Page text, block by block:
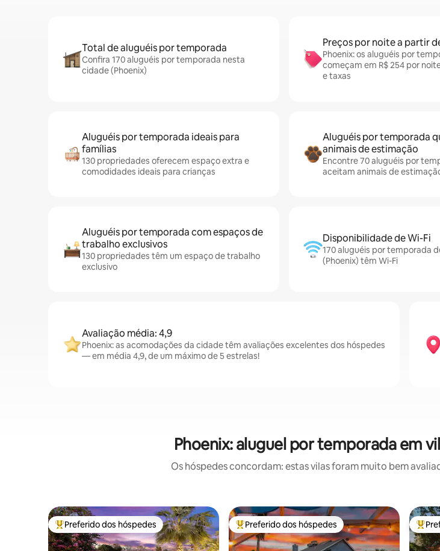
Total de aluguéis por temporada
Confira 170 aluguéis por temporada nesta
cidade (Phoenix)
Preços por noite a partir
Phoenix: os aluguéis por
começam em R$ 254 por
e taxas
Aluguéis por temporada ideais para
famílias
130 propriedades oferecem espaço extra e
comodidades ideais para crianças
Aluguéis por temporada
animais de estimação
Encontre 70 aluguéis por
aceitam animais de
Aluguéis por temporada com espaços de
trabalho exclusivos
130 propriedades têm um espaço de trabalho
exclusivo
Disponibilidade de Wi-Fi
170 aluguéis por temporada
(Phoenix) têm Wi-Fi
Avaliação média: 4,9
Phoenix: as acomodações da cidade têm avaliações excelentes dos hóspedes
— em média 4,9, de um máximo de 5 estrelas!
Phoenix: aluguel por temporada em
Os hóspedes concordam: estas vilas foram muito bem
Entre os melhores preferidos dos hóspedes
Preferido dos hóspedes Entre os melhores preferidos dos hóspedes
Preferido dos hóspedes Entre